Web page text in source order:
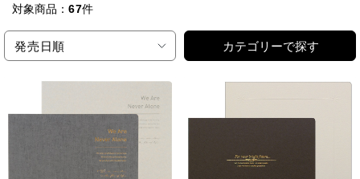
対象商品： 67件
発売日順 カテゴリーで探す